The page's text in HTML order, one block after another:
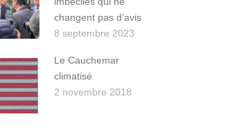
changent pas d’avis
8 septembre 2023
Le Cauchemar
climatisé
2 novembre 2018